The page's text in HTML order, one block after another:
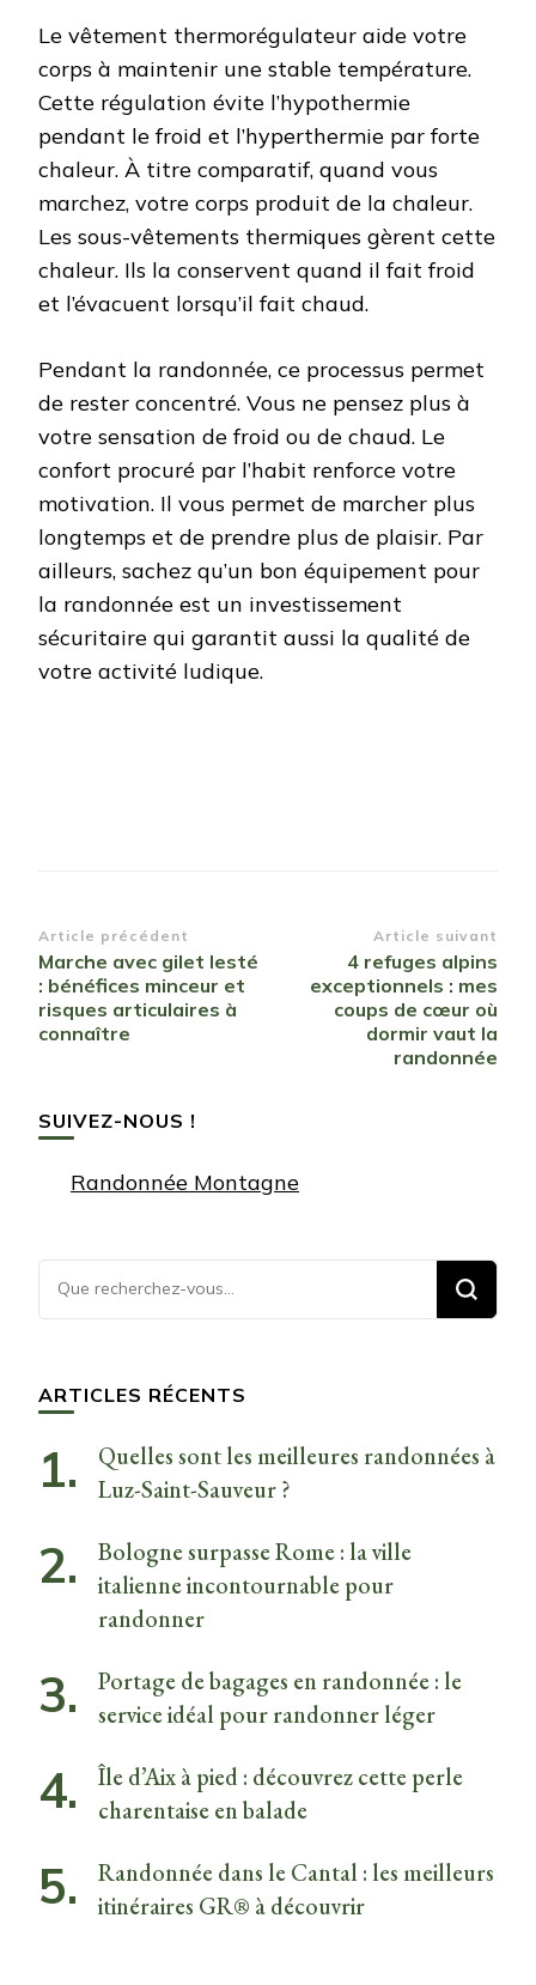
Le vêtement thermorégulateur aide votre
corps à maintenir une stable température.
Cette régulation évite l’hypothermie
pendant le froid et l’hyperthermie par forte
chaleur. À titre comparatif, quand vous
marchez, votre corps produit de la chaleur.
Les sous-vêtements thermiques gèrent cette
chaleur. Ils la conservent quand il fait froid
et l’évacuent lorsqu’il fait chaud.
Pendant la randonnée, ce processus permet
de rester concentré. Vous ne pensez plus à
votre sensation de froid ou de chaud. Le
confort procuré par l’habit renforce votre
motivation. Il vous permet de marcher plus
longtemps et de prendre plus de plaisir. Par
ailleurs, sachez qu’un bon équipement pour
la randonnée est un investissement
sécuritaire qui garantit aussi la qualité de
votre activité ludique.
Navigation
d’article
Article précédent
Marche avec gilet lesté
: bénéfices minceur et
risques articulaires à
connaître
Article suivant
4 refuges alpins
exceptionnels : mes
coups de cœur où
dormir vaut la
randonnée
SUIVEZ-NOUS !
Randonnée Montagne
Vous
recherchiez
ARTICLES RÉCENTS
Quelles sont les meilleures randonnées à
Luz-Saint-Sauveur ?
Bologne surpasse Rome : la ville
italienne incontournable pour
randonner
Portage de bagages en randonnée : le
service idéal pour randonner léger
Île d’Aix à pied : découvrez cette perle
charentaise en balade
Randonnée dans le Cantal : les meilleurs
itinéraires GR® à découvrir